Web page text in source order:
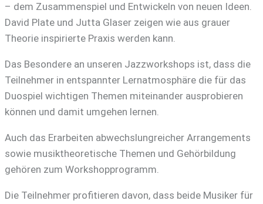
– dem Zusammenspiel und Entwickeln von neuen Ideen.
David Plate und Jutta Glaser zeigen wie aus grauer
Theorie inspirierte Praxis werden kann.
Das Besondere an unseren Jazzworkshops ist, dass die
Teilnehmer in entspannter Lernatmosphäre die für das
Duospiel wichtigen Themen miteinander ausprobieren
können und damit umgehen lernen.
Auch das Erarbeiten abwechslungreicher Arrangements
sowie musiktheoretische Themen und Gehörbildung
gehören zum Workshopprogramm.
Die Teilnehmer profitieren davon, dass beide Musiker für